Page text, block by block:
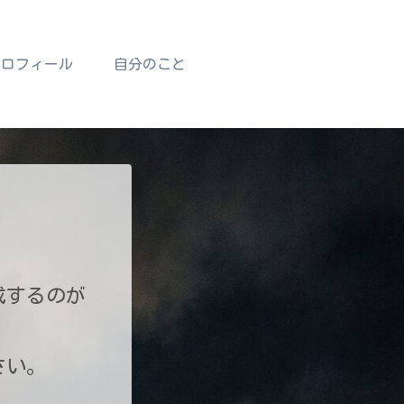
フィール 自分のこと
するのが
。